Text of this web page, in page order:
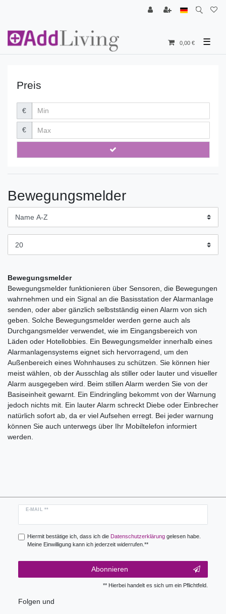
0,00 € ☰
Preis
€
€
Bewegungsmelder
Bewegungsmelder
Bewegungsmelder funktionieren über Sensoren, die Bewegungen
wahrnehmen und ein Signal an die Basisstation der Alarmanlage
senden, oder aber gänzlich selbstständig einen Alarm von sich
geben. Solche Bewegungsmelder werden gerne auch als
Durchgangsmelder verwendet, wie im Eingangsbereich von
Läden oder Hotellobbies. Ein Bewegungsmelder innerhalb eines
Alarmanlagensystems eignet sich hervorragend, um den
Außenbereich eines Wohnhauses zu schützen. Sie können hier
meist wählen, ob der Ausschlag als stiller oder lauter und visueller
Alarm ausgegeben wird. Beim stillen Alarm werden Sie von der
Basiseinheit gewarnt. Ein Eindringling bekommt von der Warnung
jedoch nichts mit. Ein lauter Alarm schreckt Diebe oder Einbrecher
natürlich sofort ab, da er viel Aufsehen erregt. Bei jeder warnung
können Sie auch unterwegs über Ihr Mobiltelefon informiert
werden.
E-MAIL **
Newsletter
Hiermit bestätige ich, dass ich die Daten­schutz­erklärunggelesen habe.
Meine Einwilligung kann ich jederzeit widerrufen.**
Abonnieren
** Hierbei handelt es sich um ein Pflichtfeld.
Folgen und